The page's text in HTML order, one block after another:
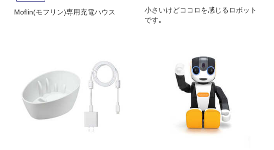
Moflin(モフリン)専用充電ハウス
小さいけどココロを感じるロボット
です｡